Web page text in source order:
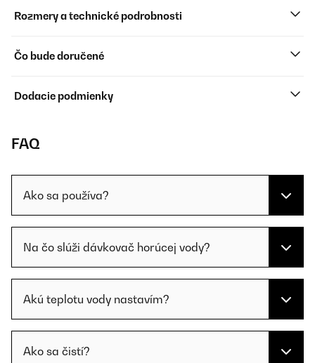
Rozmery a technické podrobnosti
Čo bude doručené
Dodacie podmienky
FAQ
Ako sa používa?
Na čo slúži dávkovač horúcej vody?
Akú teplotu vody nastavím?
Ako sa čistí?